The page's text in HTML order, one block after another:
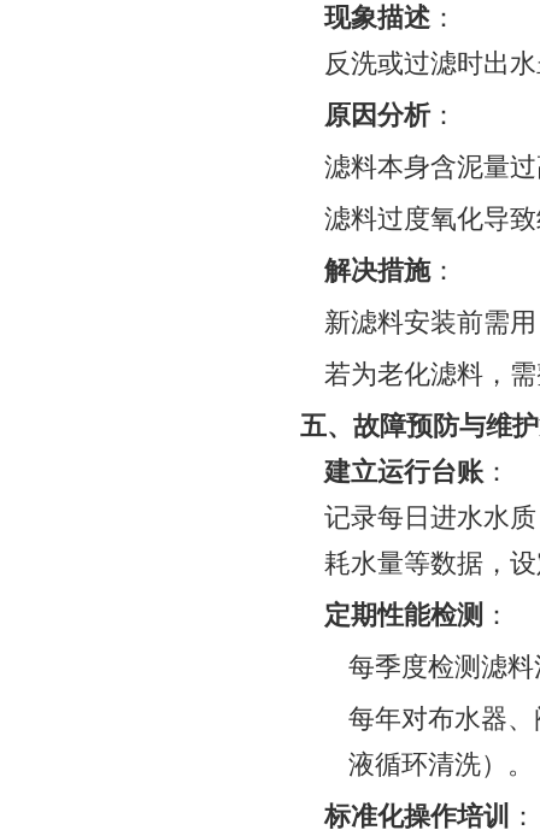
现象描述：
反洗或过滤时出
原因分析：
滤料本身含泥量
滤料过度氧化导
解决措施：
新滤料安装前需
若为老化滤料，
五、故障预防与维
建立运行台账：
记录每日进水水
耗水量等数据，
定期性能检测 ：
每季度检测滤
每年对布水器
液循环清洗）。
标准化操作培训 ：